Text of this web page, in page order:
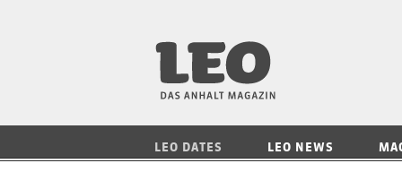
LEO DATES LEO NEWS